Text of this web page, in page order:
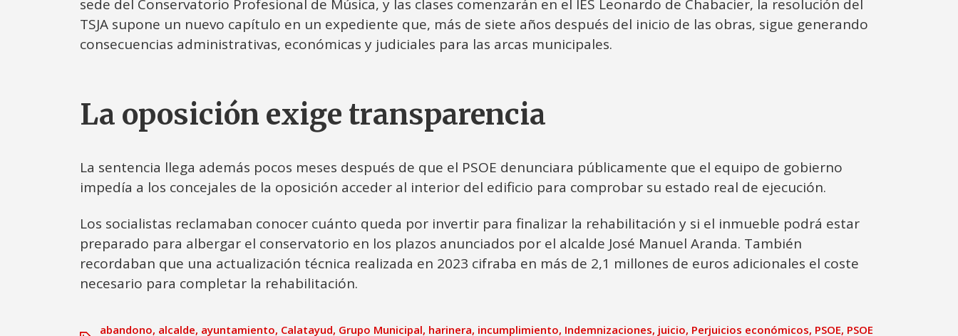
sede del Conservatorio Profesional de Música, y las clases comenzarán en el IES Leonardo de Chabacier, la resolución del
TSJA supone un nuevo capítulo en un expediente que, más de siete años después del inicio de las obras, sigue generando
consecuencias administrativas, económicas y judiciales para las arcas municipales.
La oposición exige transparencia
La sentencia llega además pocos meses después de que el PSOE denunciara públicamente que el equipo de gobierno
impedía a los concejales de la oposición acceder al interior del edificio para comprobar su estado real de ejecución.
Los socialistas reclamaban conocer cuánto queda por invertir para finalizar la rehabilitación y si el inmueble podrá estar
preparado para albergar el conservatorio en los plazos anunciados por el alcalde José Manuel Aranda. También
recordaban que una actualización técnica realizada en 2023 cifraba en más de 2,1 millones de euros adicionales el coste
necesario para completar la rehabilitación.
abandono, alcalde, ayuntamiento, Calatayud, Grupo Municipal, harinera, incumplimiento, Indemnizaciones, juicio, Perjuicios económicos, PSOE, PSOE